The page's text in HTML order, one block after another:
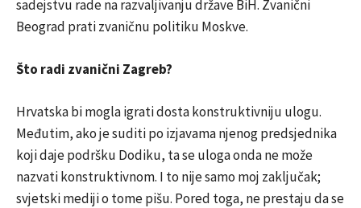
sadejstvu rade na razvaljivanju države BiH. Zvanični
Beograd prati zvaničnu politiku Moskve.
Što radi zvanični Zagreb?
Hrvatska bi mogla igrati dosta konstruktivniju ulogu.
Međutim, ako je suditi po izjavama njenog predsjednika
koji daje podršku Dodiku, ta se uloga onda ne može
nazvati konstruktivnom. I to nije samo moj zaključak;
svjetski mediji o tome pišu. Pored toga, ne prestaju da se